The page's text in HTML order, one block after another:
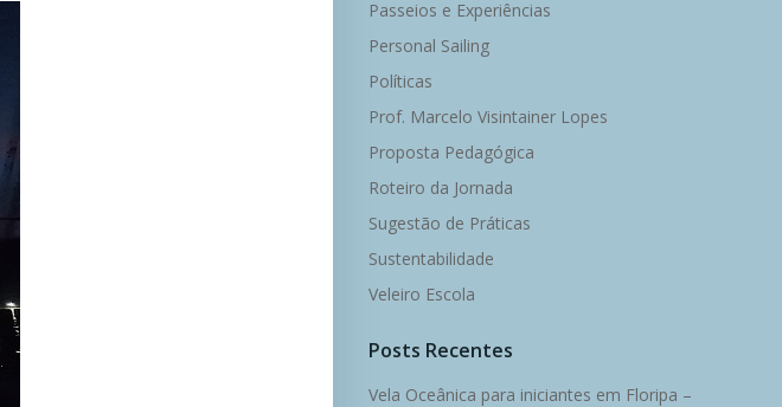
Passeios e Experiências
Personal Sailing
Políticas
Prof. Marcelo Visintainer Lopes
Proposta Pedagógica
Roteiro da Jornada
Sugestão de Práticas
Sustentabilidade
Veleiro Escola
Posts Recentes
Vela Oceânica para iniciantes em Floripa –